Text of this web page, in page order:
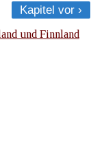
Kapitel vor ›
und Finnland